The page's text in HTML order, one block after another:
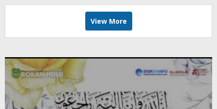
View More